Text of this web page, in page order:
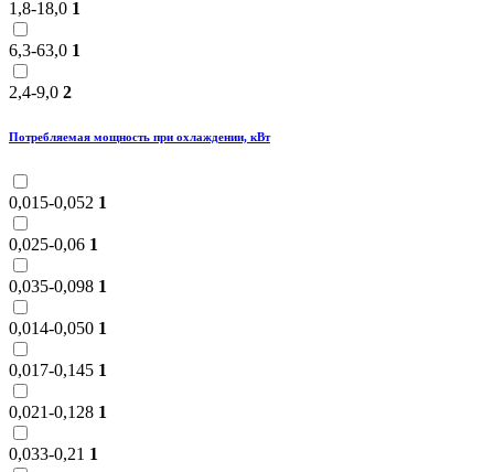
1,8-18,0 1
6,3-63,0 1
2,4-9,0 2
Потребляемая мощность при охлаждении, кВт
0,015-0,052 1
0,025-0,06 1
0,035-0,098 1
0,014-0,050 1
0,017-0,145 1
0,021-0,128 1
0,033-0,21 1